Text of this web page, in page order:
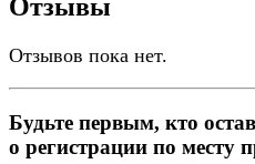
Отзывы
Отзывов пока нет.
Будьте первым, кто
о регистрации по месту